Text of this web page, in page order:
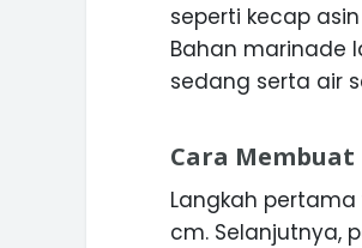
seperti kecap
Bahan marinade
sedang serta air
Cara Membuat
Langkah
cm. Selanjutnya,
DURIAN